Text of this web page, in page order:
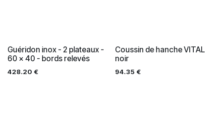
Guéridon inox - 2 plateaux -
60 x 40 - bords relevés
428.20 €
Coussin de hanche VITAL
noir
94.35 €